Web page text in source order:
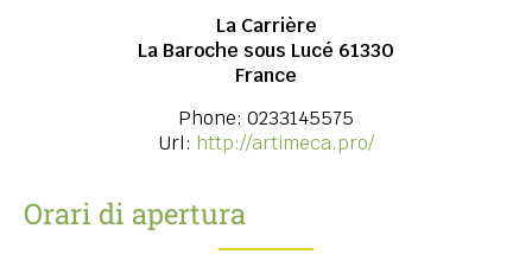
La Carrière
La Baroche sous Lucé 61330
France
Phone: 0233145575
Url: http://artimeca.pro/
Orari di apertura